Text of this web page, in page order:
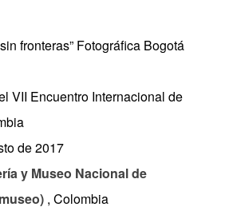
fronteras” Fotográfica Bogotá
VII Encuentro Internacional de
de 2017
y Museo Nacional de
, Colombia